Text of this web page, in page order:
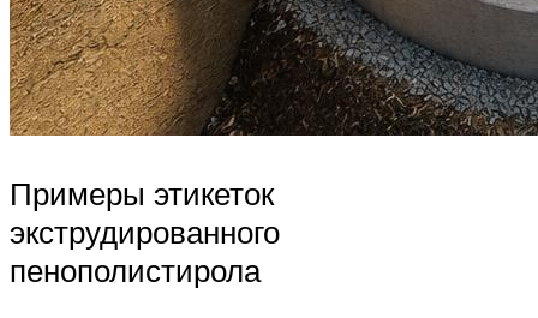
Примеры этикеток
экструдированного
пенополистирола